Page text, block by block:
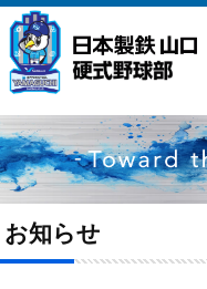
お知らせ